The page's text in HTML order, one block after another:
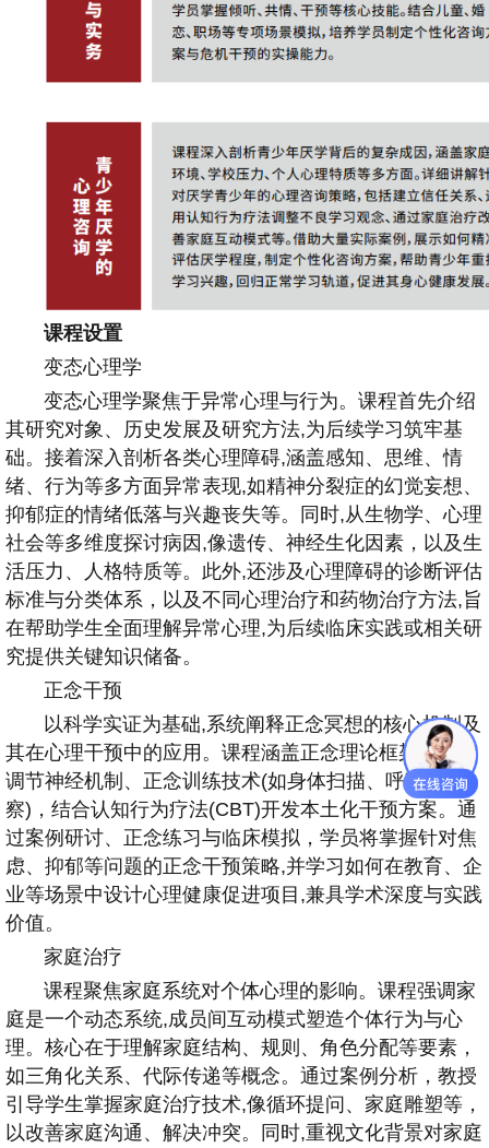
课程设置
变态心理学
变态心理学聚焦于异常心理与行为。课程首先介绍
其研究对象、历史发展及研究方法,为后续学习筑牢基
础。接着深入剖析各类心理障碍,涵盖感知、思维、情
绪、行为等多方面异常表现,如精神分裂症的幻觉妄想、
抑郁症的情绪低落与兴趣丧失等。同时,从生物学、心理
社会等多维度探讨病因,像遗传、神经生化因素，以及生
活压力、人格特质等。此外,还涉及心理障碍的诊断评估
标准与分类体系，以及不同心理治疗和药物治疗方法,旨
在帮助学生全面理解异常心理,为后续临床实践或相关研
究提供关键知识储备。
正念干预
以科学实证为基础,系统阐释正念冥想的核心机制及
其在心理干预中的应用。课程涵盖正念理论框架、情绪
调节神经机制、正念训练技术(如身体扫描、呼吸觉
察)，结合认知行为疗法(CBT)开发本土化干预方案。通
过案例研讨、正念练习与临床模拟，学员将掌握针对焦
虑、抑郁等问题的正念干预策略,并学习如何在教育、企
业等场景中设计心理健康促进项目,兼具学术深度与实践
价值。
家庭治疗
课程聚焦家庭系统对个体心理的影响。课程强调家
庭是一个动态系统,成员间互动模式塑造个体行为与心
理。核心在于理解家庭结构、规则、角色分配等要素，
如三角化关系、代际传递等概念。通过案例分析，教授
引导学生掌握家庭治疗技术,像循环提问、家庭雕塑等，
以改善家庭沟通、解决冲突。同时,重视文化背景对家庭